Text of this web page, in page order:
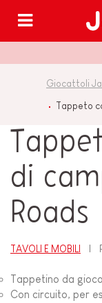
Giocattoli
Tappeto
di
Roads
TAVOLI E MOBILI
Tappetino da
Con circuito, per